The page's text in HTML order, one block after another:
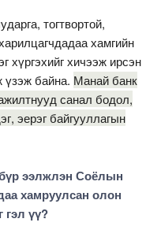
тогтвортой,
хамгийн
хүргэхийг хичээж ирсэн
үзэж байна. Манай банк
санал бодол,
эерэг байгууллагын
ээлжлэн Соёлын
хамруулсан олон
гэл үү?